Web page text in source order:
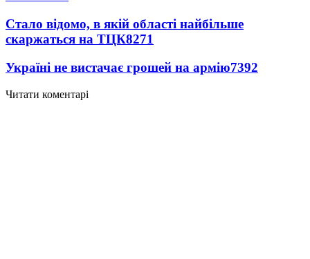
Стало відомо, в якій області найбільше
скаржаться на ТЦК8271
Україні не вистачає грошей на армію7392
Читати коментарі